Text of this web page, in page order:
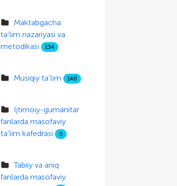
Maktabgacha
ta’lim nazariyasi va
metodikasi
134
Musiqiy ta’lim 146
Ijtimoiy-gumanitar
fanlarda masofaviy
ta’lim kafedrasi
0
Tabiiy va aniq
fanlarda masofaviy